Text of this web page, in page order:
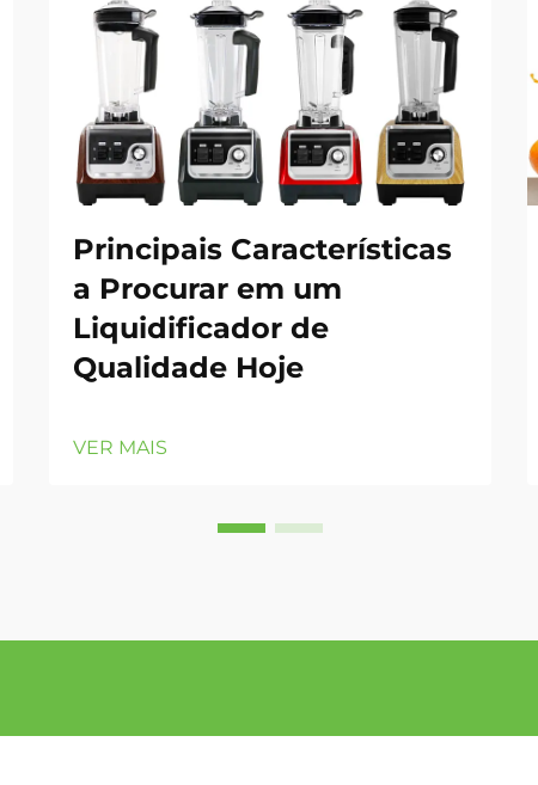
Principais Características
a Procurar em um
Liquidificador de
Qualidade Hoje
VER MAIS